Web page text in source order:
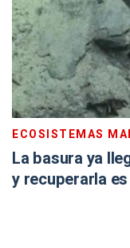
ECOSISTEMAS
La basura ya
y recuperarla